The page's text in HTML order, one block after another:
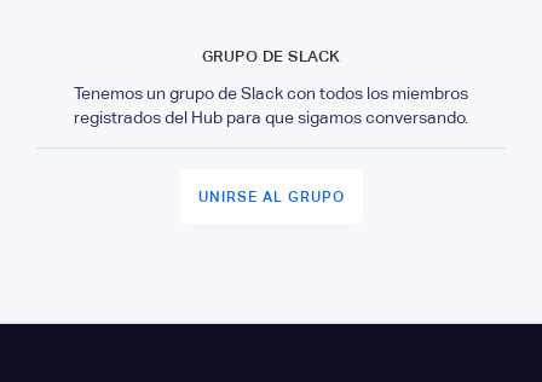
GRUPO DE SLACK
Tenemos un grupo de Slack con todos los miembros
registrados del Hub para que sigamos conversando.
UNIRSE AL GRUPO